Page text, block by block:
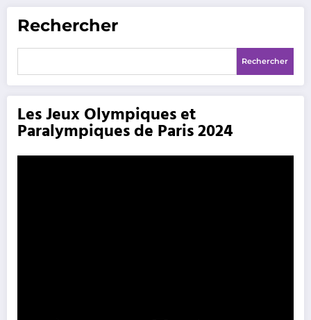
Rechercher
Rechercher
Les Jeux Olympiques et
Paralympiques de Paris 2024